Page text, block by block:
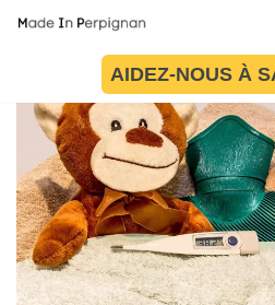
contenu
AIDEZ-NOUS À